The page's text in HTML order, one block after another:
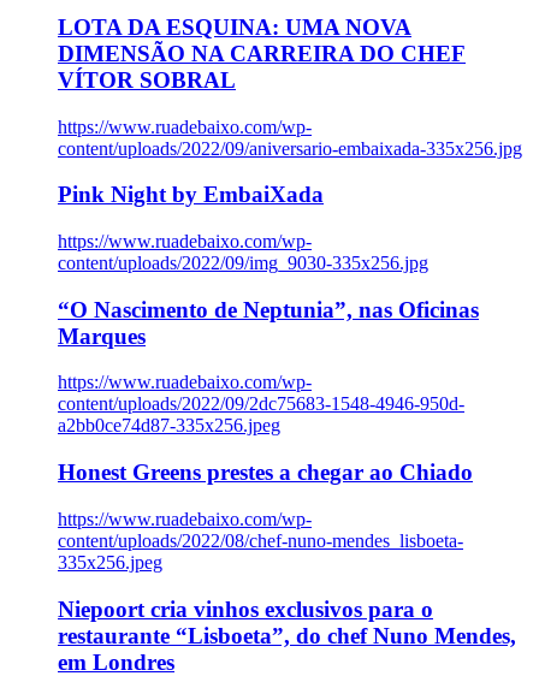
LOTA DA ESQUINA: UMA NOVA
DIMENSÃO NA CARREIRA DO CHEF
VÍTOR SOBRAL
https://www.ruadebaixo.com/wp-
content/uploads/2022/09/aniversario-embaixada-335x256.jpg
Pink Night by EmbaiXada
https://www.ruadebaixo.com/wp-
content/uploads/2022/09/img_9030-335x256.jpg
“O Nascimento de Neptunia”, nas Oficinas
Marques
https://www.ruadebaixo.com/wp-
content/uploads/2022/09/2dc75683-1548-4946-950d-
a2bb0ce74d87-335x256.jpeg
Honest Greens prestes a chegar ao Chiado
https://www.ruadebaixo.com/wp-
content/uploads/2022/08/chef-nuno-mendes_lisboeta-
335x256.jpeg
Niepoort cria vinhos exclusivos para o
restaurante “Lisboeta”, do chef Nuno Mendes,
em Londres